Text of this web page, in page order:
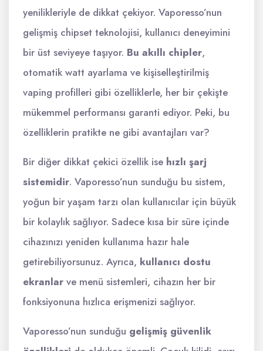
yenilikleriyle de dikkat çekiyor. Vaporesso’nun
gelişmiş chipset teknolojisi, kullanıcı deneyimini
bir üst seviyeye taşıyor. Bu akıllı chipler,
otomatik watt ayarlama ve kişiselleştirilmiş
vaping profilleri gibi özelliklerle, her bir çekişte
mükemmel performansı garanti ediyor. Peki, bu
özelliklerin pratikte ne gibi avantajları var?
Bir diğer dikkat çekici özellik ise hızlı şarj
sistemidir. Vaporesso’nun sunduğu bu sistem,
yoğun bir yaşam tarzı olan kullanıcılar için büyük
bir kolaylık sağlıyor. Sadece kısa bir süre içinde
cihazınızı yeniden kullanıma hazır hale
getirebiliyorsunuz. Ayrıca, kullanıcı dostu
ekranlar ve menü sistemleri, cihazın her bir
fonksiyonuna hızlıca erişmenizi sağlıyor.
Vaporesso’nun sunduğu gelişmiş güvenlik